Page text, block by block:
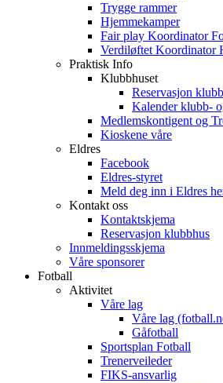
Trygge rammer
Hjemmekamper
Fair play Koordinator
Verdiløftet Koordinator
Praktisk Info
Klubbhuset
Reservasjon
Kalender klubb-
Medlemskontigent og
Kioskene våre
Eldres
Facebook
Eldres-styret
Meld deg inn i Eldres
Kontakt oss
Kontaktskjema
Reservasjon klubbhus
Innmeldingsskjema
Våre sponsorer
Fotball
Aktivitet
Våre lag
Våre lag
Gåfotball
Sportsplan Fotball
Trenerveileder
FIKS-ansvarlig